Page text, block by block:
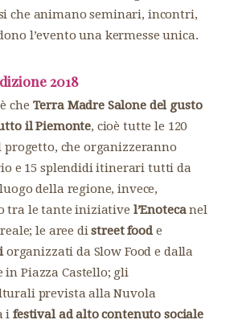
che animano seminari, incontri,
l’evento una kermesse unica.
2018
che Terra Madre Salone del gusto
il Piemonte, cioè tutte le 120
che organizzeranno
e 15 splendidi itinerari tutti da
della regione, invece,
tra le tante iniziative l’Enotecanel
le aree distreet food e
organizzati da Slow Food e dalla
in Piazza Castello; gli
prevista alla Nuvola
i festival ad alto contenuto sociale